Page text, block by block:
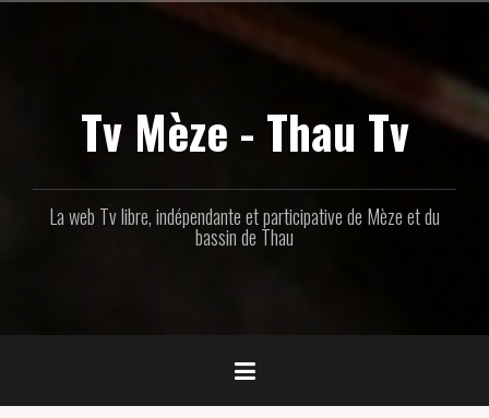
Tv Mèze - Thau Tv
La web Tv libre, indépendante et participative de Mèze et du
bassin de Thau